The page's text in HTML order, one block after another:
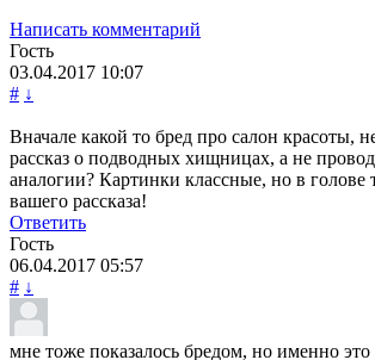
Написать комментарий
Гость
03.04.2017 10:07
# ↓
Вначале какой то бред про салон красоты,
рассказ о подводных хищницах, а не
аналогии? Картинки классные, но в голове
вашего рассказа!
Ответить
Гость
06.04.2017 05:57
# ↓
мне тоже показалось бредом, но именно это